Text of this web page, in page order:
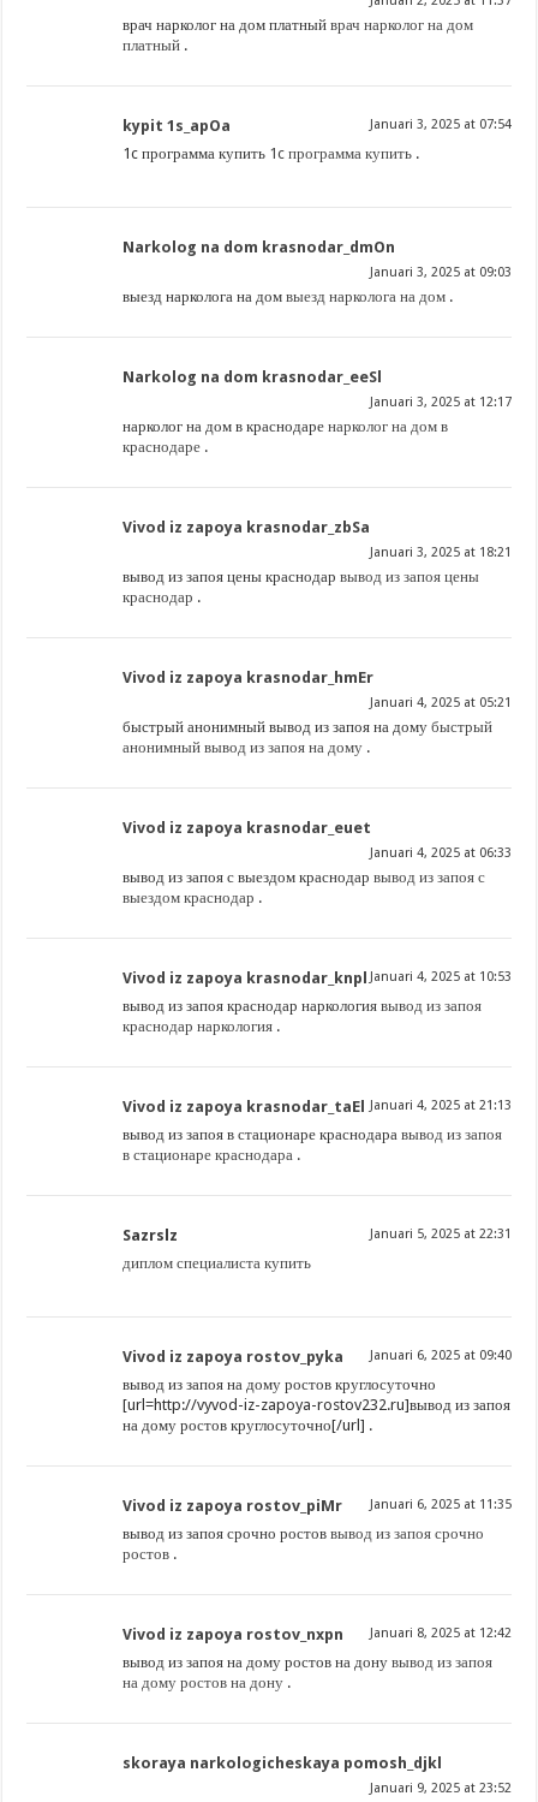
врач нарколог на дом платныйврач нарколог на дом
платный .
kypit 1s_apOa Januari 3, 2025 at 07:54
1c программа купить 1c программа купить .
Narkolog na dom krasnodar_dmOn
Januari 3, 2025 at 09:03
выезд нарколога на домвыезд нарколога на дом .
Narkolog na dom krasnodar_eeSl
Januari 3, 2025 at 12:17
нарколог на дом в краснодаренарколог на дом в
краснодаре .
Vivod iz zapoya krasnodar_zbSa
Januari 3, 2025 at 18:21
вывод из запоя цены краснодарвывод из запоя цены
краснодар .
Vivod iz zapoya krasnodar_hmEr
Januari 4, 2025 at 05:21
быстрый анонимный вывод из запоя на домубыстрый
анонимный вывод из запоя на дому .
Vivod iz zapoya krasnodar_euet
Januari 4, 2025 at 06:33
вывод из запоя с выездом краснодарвывод из запоя с
выездом краснодар .
Vivod iz zapoya krasnodar_knpl Januari 4, 2025 at 10:53
вывод из запоя краснодар наркологиявывод из запоя
краснодар наркология .
Vivod iz zapoya krasnodar_taEl Januari 4, 2025 at 21:13
вывод из запоя в стационаре краснодаравывод из запоя
в стационаре краснодара .
Sazrslz Januari 5, 2025 at 22:31
диплом специалиста купить
Vivod iz zapoya rostov_pyka Januari 6, 2025 at 09:40
вывод из запоя на дому ростов круглосуточно
[url=http://vyvod-iz-zapoya-rostov232.ru]вывод из запоя
на дому ростов круглосуточно[/url] .
Vivod iz zapoya rostov_piMr Januari 6, 2025 at 11:35
вывод из запоя срочно ростоввывод из запоя срочно
ростов .
Vivod iz zapoya rostov_nxpn Januari 8, 2025 at 12:42
вывод из запоя на дому ростов на донувывод из запоя
на дому ростов на дону .
skoraya narkologicheskaya pomosh_djkl
Januari 9, 2025 at 23:52